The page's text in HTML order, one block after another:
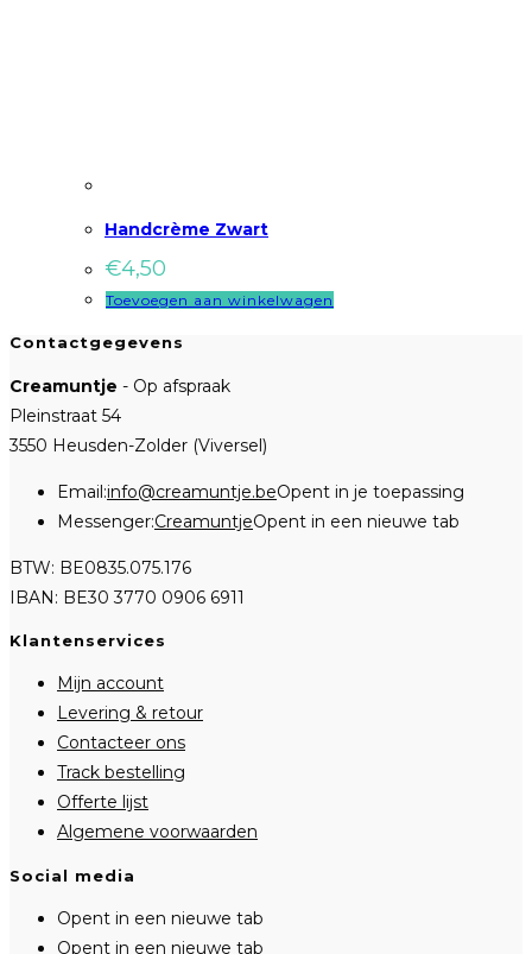
Handcrème Zwart
€4,50
Toevoegen aan winkelwagen
Contactgegevens
Creamuntje - Op afspraak
Pleinstraat 54
3550 Heusden-Zolder (Viversel)
Email:info@creamuntje.beOpent in je toepassing
Messenger:CreamuntjeOpent in een nieuwe tab
BTW: BE0835.075.176
IBAN: BE30 3770 0906 6911
Klantenservices
Mijn account
Levering & retour
Contacteer ons
Track bestelling
Offerte lijst
Algemene voorwaarden
Social media
Opent in een nieuwe tab
Opent in een nieuwe tab